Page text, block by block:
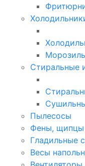
Стиральные
Пылесосы
Фены, щипцы
Гладильные
Весы